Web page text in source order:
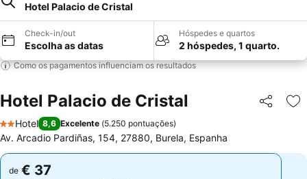
Hotel Palacio de Cristal
Check-in/out
Escolha as datas
Hóspedes e quartos
2 hóspedes, 1 quarto.
Como os pagamentos influenciam os resultados
Hotel Palacio de Cristal Partilhar
2 Estrelas
Hotel 8,6 Excelente (5.250 pontuações)
Av. Arcadio Pardiñas, 154, 27880, Burela, Espanha
de € 37
de € 37